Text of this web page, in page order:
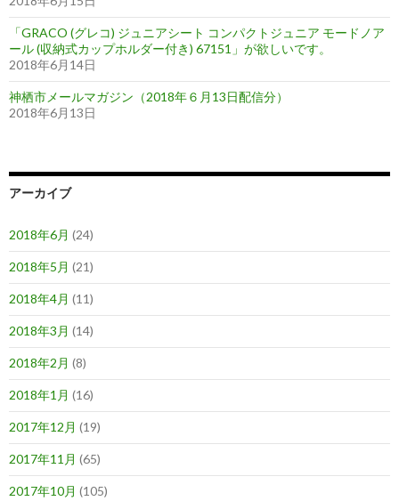
「GRACO (グレコ) ジュニアシート コンパクトジュニア モードノア
ール (収納式カップホルダー付き) 67151」が欲しいです。
2018年6月14日
神栖市メールマガジン（2018年６月13日配信分）
2018年6月13日
アーカイブ
2018年6月 (24)
2018年5月 (21)
2018年4月 (11)
2018年3月 (14)
2018年2月 (8)
2018年1月 (16)
2017年12月 (19)
2017年11月 (65)
2017年10月 (105)